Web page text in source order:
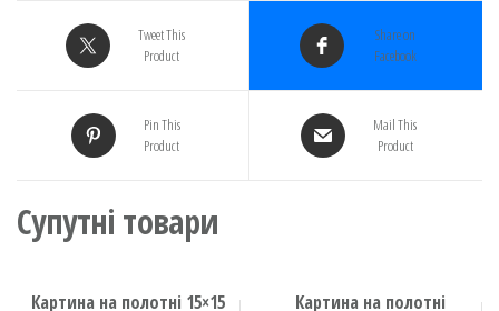
Tweet This
Product
Share on
Facebook
Pin This
Product
Mail This
Product
Супутні товари
Картина на полотні 15×15
Картина на полотні